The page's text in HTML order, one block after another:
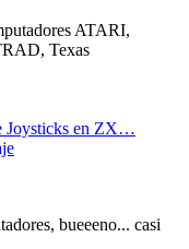
ATARI,
Texas
Joysticks en ZX…
bueeeno... casi